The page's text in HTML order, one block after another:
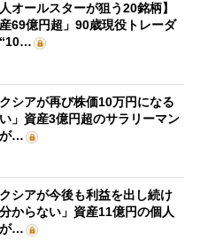
人オールスターが狙う20銘柄】
産69億円超」90歳現役トレーダ
クシアが再び株価10万円になる
」資産3億円超のサラリーマン
…
クシアが今後も利益を出し続け
からない」資産11億円の個人
…